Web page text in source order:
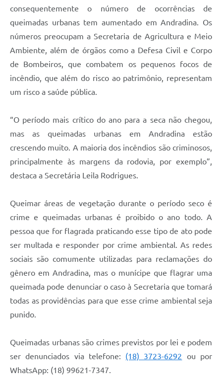
consequentemente o número de ocorrências de
queimadas urbanas tem aumentado em Andradina. Os
números preocupam a Secretaria de Agricultura e Meio
Ambiente, além de órgãos como a Defesa Civil e Corpo
de Bombeiros, que combatem os pequenos focos de
incêndio, que além do risco ao patrimônio, representam
um risco a saúde pública.
“O período mais crítico do ano para a seca não chegou,
mas as queimadas urbanas em Andradina estão
crescendo muito. A maioria dos incêndios são criminosos,
principalmente às margens da rodovia, por exemplo”,
destaca a Secretária Leila Rodrigues.
Queimar áreas de vegetação durante o período seco é
crime e queimadas urbanas é proibido o ano todo. A
pessoa que for flagrada praticando esse tipo de ato pode
ser multada e responder por crime ambiental. As redes
sociais são comumente utilizadas para reclamações do
gênero em Andradina, mas o munícipe que flagrar uma
queimada pode denunciar o caso à Secretaria que tomará
todas as providências para que esse crime ambiental seja
punido.
Queimadas urbanas são crimes previstos por lei e podem
ser denunciados via telefone: (18) 3723-6292 ou por
WhatsApp: (18) 99621-7347.